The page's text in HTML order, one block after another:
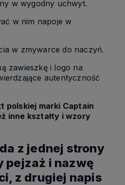
w wygodny uchwyt.
w nim napoje w
w zmywarce do naczyń.
zawieszkę i logo na
autentyczność
polskiej marki Captain
inne kształty i wzory
z jednej strony
pejzaż i nazwę
z drugiej napis